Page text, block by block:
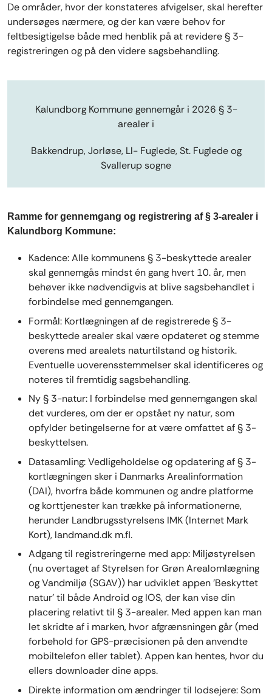
De områder, hvor der konstateres afvigelser, skal herefter
undersøges nærmere, og der kan være behov for
feltbesigtigelse både med henblik på at revidere § 3-
registreringen og på den videre sagsbehandling.
Kalundborg Kommune gennemgår i 2026 § 3-
arealer i
Bakkendrup, Jorløse, Ll- Fuglede, St. Fuglede og
Svallerup sogne
Ramme for gennemgang og registrering af § 3-arealer i
Kalundborg Kommune:
Kadence: Alle kommunens § 3-beskyttede arealer
skal gennemgås mindst én gang hvert 10. år, men
behøver ikke nødvendigvis at blive sagsbehandlet i
forbindelse med gennemgangen.
Formål: Kortlægningen af de registrerede § 3-
beskyttede arealer skal være opdateret og stemme
overens med arealets naturtilstand og historik.
Eventuelle uoverensstemmelser skal identificeres og
noteres til fremtidig sagsbehandling.
Ny § 3-natur: I forbindelse med gennemgangen skal
det vurderes, om der er opstået ny natur, som
opfylder betingelserne for at være omfattet af § 3-
beskyttelsen.
Datasamling: Vedligeholdelse og opdatering af § 3-
kortlægningen sker i Danmarks Arealinformation
(DAI), hvorfra både kommunen og andre platforme
og korttjenester kan trække på informationerne,
herunder Landbrugsstyrelsens IMK (Internet Mark
Kort), landmand.dk m.fl.
Adgang til registreringerne med app: Miljøstyrelsen
(nu overtaget af Styrelsen for Grøn Arealomlægning
og Vandmiljø (SGAV)) har udviklet appen ’Beskyttet
natur’ til både Android og IOS, der kan vise din
placering relativt til § 3-arealer. Med appen kan man
let skridte af i marken, hvor afgrænsningen går (med
forbehold for GPS-præcisionen på den anvendte
mobiltelefon eller tablet). Appen kan hentes, hvor du
ellers downloader dine apps.
Direkte information om ændringer til lodsejere: Som